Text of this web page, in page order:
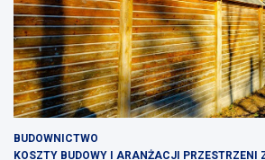
BUDOWNICTWO
KOSZTY BUDOWY I ARANŻACJI PRZESTRZENI